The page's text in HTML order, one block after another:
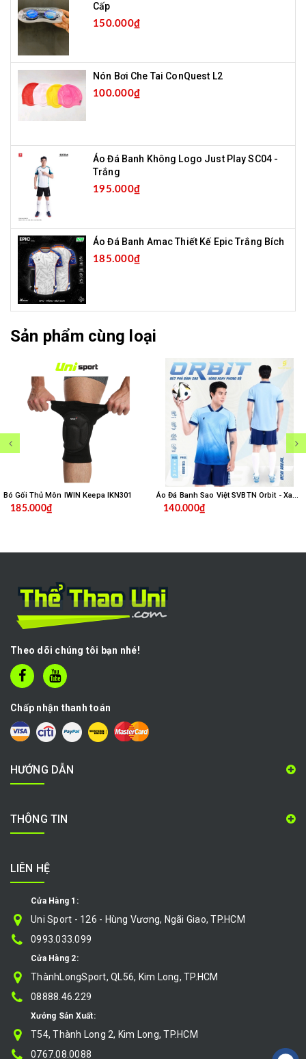
Cấp
150.000₫
Nón Bơi Che Tai ConQuest L2
100.000₫
Áo Đá Banh Không Logo Just Play SC04 -
Trắng
195.000₫
Áo Đá Banh Amac Thiết Kế Epic Trắng Bích
185.000₫
Sản phẩm cùng loại
Bó Gối Thủ Môn IWIN Keepa IKN301
185.000₫
Áo Đá Banh Sao Việt SVBTN Orbit - Xanh Biển
140.000₫
Theo dõi chúng tôi bạn nhé!
Chấp nhận thanh toán
HƯỚNG DẪN
THÔNG TIN
LIÊN HỆ
Cửa Hàng 1:
Uni Sport - 126 - Hùng Vương, Ngãi Giao, TP.HCM
0993.033.099
Cửa Hàng 2:
ThànhLongSport, QL56, Kim Long, TP.HCM
08888.46.229
Xưởng Sản Xuất:
T54, Thành Long 2, Kim Long, TP.HCM
0767.08.0088